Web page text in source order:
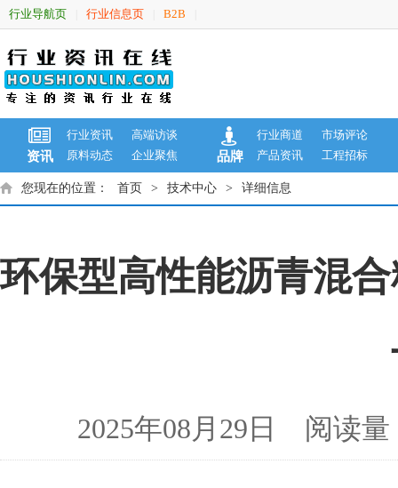
行业导航页 行业信息页 B2B
资讯
行业资讯
高端访谈
原料动态
企业聚焦 品牌
行业商道
市场评论
产品资讯
工程招标
您现在的位置： 首页 > 技术中心 > 详细信息
环保型高性能沥青混
2025年08月29日 阅读